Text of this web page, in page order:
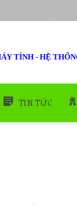
TÍNH - HỆ
TIN TỨC